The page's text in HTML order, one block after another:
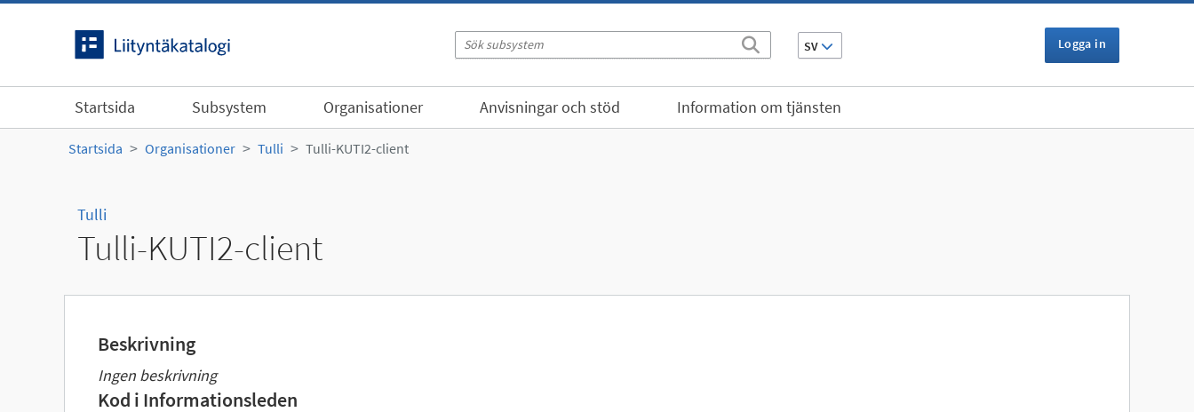
SV Logga in
Startsida Subsystem Organisationer Anvisningar och stöd Information om tjänsten
Startsida Organisationer Tulli Tulli-KUTI2-client
Tulli
Tulli-KUTI2-client
Beskrivning
Ingen beskrivning
Kod i Informationsleden